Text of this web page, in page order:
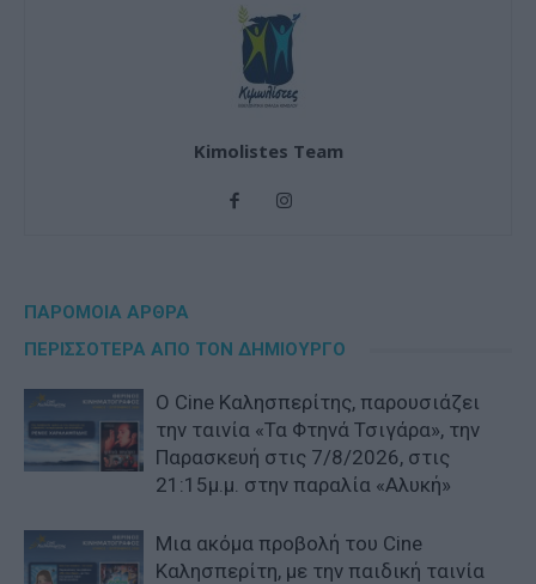
Kimolistes Team
ΠΑΡΟΜΟΙΑ ΑΡΘΡΑ
ΠΕΡΙΣΣΟΤΕΡΑ ΑΠΟ ΤΟΝ ΔΗΜΙΟΥΡΓΟ
Ο Cine Καλησπερίτης, παρουσιάζει
την ταινία «Τα Φτηνά Τσιγάρα», την
Παρασκευή στις 7/8/2026, στις
21:15μ.μ. στην παραλία «Αλυκή»
Μια ακόμα προβολή του Cine
Καλησπερίτη, με την παιδική ταινία